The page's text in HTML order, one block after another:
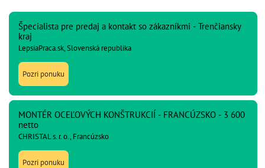
Špecialista pre predaj a kontakt so zákazníkmi - Trenčiansky
kraj
LepsiaPraca.sk, Slovenská republika
Pozri ponuku
MONTÉR OCEĽOVÝCH KONŠTRUKCIÍ - FRANCÚZSKO - 3 600
netto
CHRISTAL s. r. o., Francúzsko
Pozri ponuku